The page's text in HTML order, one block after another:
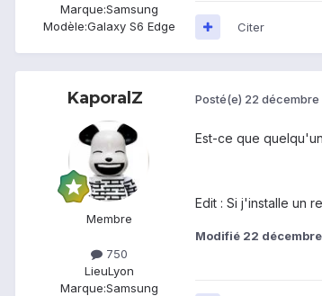
Marque:Samsung
Modèle:Galaxy S6 Edge Citer
KaporalZ
Membre
750
LieuLyon
Marque:Samsung
Posté(e) 22 décembre
Est-ce que
Edit : Si j'installe un
Modifié 22